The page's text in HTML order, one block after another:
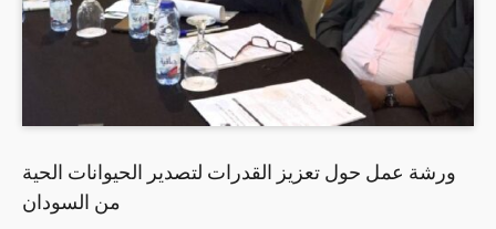
ورشة عمل حول تعزيز القدرات لتصدير الحيوانات الحية
من السودان